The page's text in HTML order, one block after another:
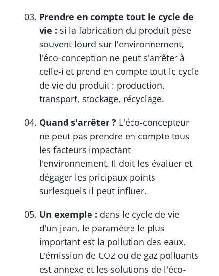
Prendre en compte tout le cycle de
vie : si la fabrication du produit pèse
souvent lourd sur l'environnement,
l'éco-conception ne peut s'arrêter à
celle-i et prend en compte tout le cycle
de vie du produit : production,
transport, stockage, récyclage.
Quand s'arrêter ? L'éco-concepteur
ne peut pas prendre en compte tous
les facteurs impactant
l'environnement. Il doit les évaluer et
dégager les pricipaux points
surlesquels il peut influer.
Un exemple : dans le cycle de vie
d'un jean, le paramètre le plus
important est la pollution des eaux.
L'émission de CO2 ou de gaz polluants
est annexe et les solutions de l'éco-